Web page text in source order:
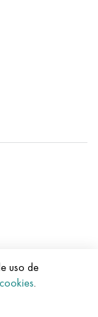
para el
uso de
.